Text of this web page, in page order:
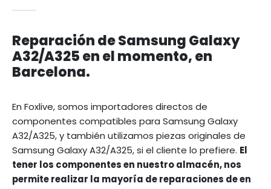
Reparación de Samsung Galaxy
A32/A325 en el momento, en
Barcelona.
En Foxlive, somos importadores directos de
componentes compatibles para Samsung Galaxy
A32/A325, y también utilizamos piezas originales de
Samsung Galaxy A32/A325, si el cliente lo prefiere. El
tener los componentes en nuestro almacén, nos
permite realizar la mayoría de reparaciones de en